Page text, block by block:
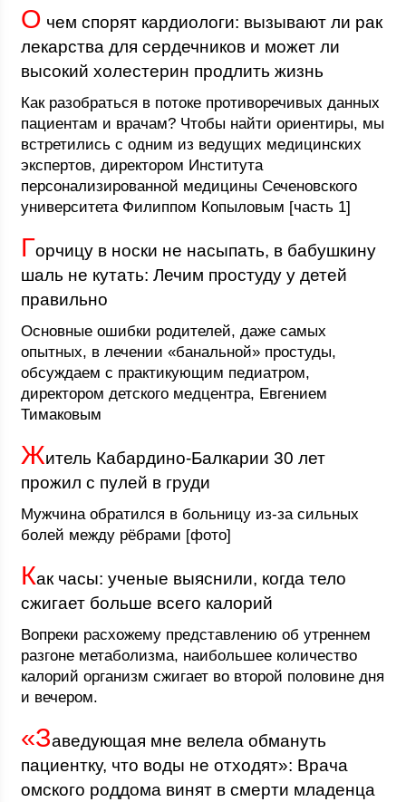
О чем спорят кардиологи: вызывают ли рак
лекарства для сердечников и может ли
высокий холестерин продлить жизнь
Как разобраться в потоке противоречивых данных
пациентам и врачам? Чтобы найти ориентиры, мы
встретились с одним из ведущих медицинских
экспертов, директором Института
персонализированной медицины Сеченовского
университета Филиппом Копыловым [часть 1]
Горчицу в носки не насыпать, в бабушкину
шаль не кутать: Лечим простуду у детей
правильно
Основные ошибки родителей, даже самых
опытных, в лечении «банальной» простуды,
обсуждаем с практикующим педиатром,
директором детского медцентра, Евгением
Тимаковым
Житель Кабардино-Балкарии 30 лет
прожил с пулей в груди
Мужчина обратился в больницу из-за сильных
болей между рёбрами [фото]
Как часы: ученые выяснили, когда тело
сжигает больше всего калорий
Вопреки расхожему представлению об утреннем
разгоне метаболизма, наибольшее количество
калорий организм сжигает во второй половине дня
и вечером.
«Заведующая мне велела обмануть
пациентку, что воды не отходят»: Врача
омского роддома винят в смерти младенца